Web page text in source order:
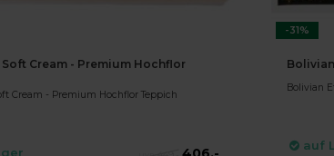
Cream - Premium Hochflor
Cream - Premium Hochflor Teppich
-31%
Bolivian
auf